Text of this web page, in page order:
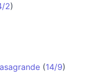
2)
(14/9)